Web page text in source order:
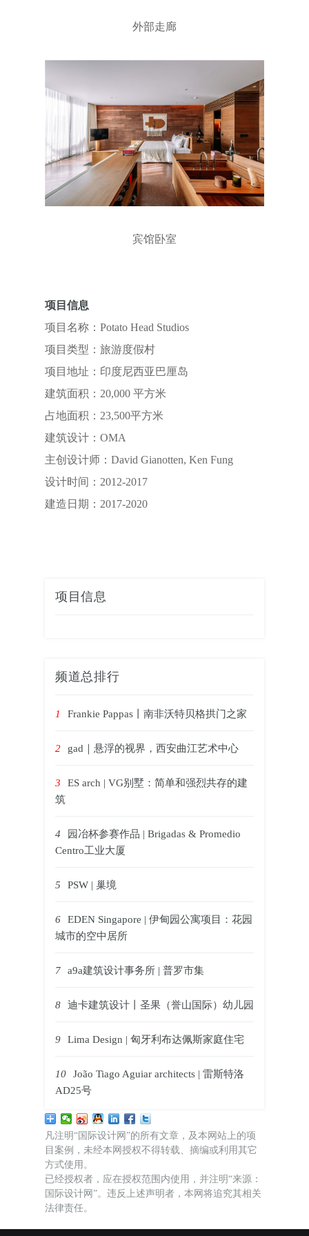
外部走廊
宾馆卧室
项目信息
项目名称：Potato Head Studios
项目类型：旅游度假村
项目地址：印度尼西亚巴厘岛
建筑面积：20,000 平方米
占地面积：23,500平方米
建筑设计：OMA
主创设计师：David Gianotten, Ken Fung
设计时间：2012-2017
建造日期：2017-2020
项目信息
频道总排行
1 Frankie Pappas丨南非沃特贝格拱门之家
2 gad｜悬浮的视界，西安曲江艺术中心
3
ES arch | VG别墅：简单和强烈共存的建
筑
4
园冶杯参赛作品 | Brigadas & Promedio
Centro工业大厦
5 PSW | 巢境
6
EDEN Singapore | 伊甸园公寓项目：花园
城市的空中居所
7 a9a建筑设计事务所 | 普罗市集
8 迪卡建筑设计丨圣果（誉山国际）幼儿园
9 Lima Design | 匈牙利布达佩斯家庭住宅
10
João Tiago Aguiar architects | 雷斯特洛
AD25号
凡注明“国际设计网”的所有文章，及本网站上的项
目案例，未经本网授权不得转载、摘编或利用其它
方式使用。
已经授权者，应在授权范围内使用，并注明“来源：
国际设计网”。违反上述声明者，本网将追究其相关
法律责任。